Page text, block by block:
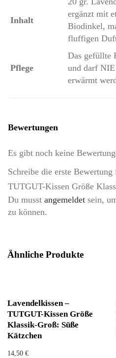
Inhalt
ergänzt mit
Biodinkel,
fluffigen
Pflege
Das gefüllte
und darf
erwärmt
Bewertungen
Es gibt noch keine
Schreibe die erste
TUTGUT-Kissen Größe
Du musst angemeldet sein,
zu können.
Ähnliche Produkte
Lavendelkissen –
TUTGUT-Kissen Größe
Klassik-Groß: Süße
Kätzchen
14,50 €